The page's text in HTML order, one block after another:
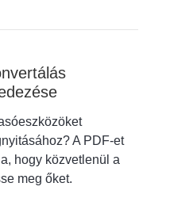
A PDF-et
hogy közvetlenül a
meg őket.